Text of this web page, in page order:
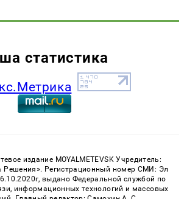
статистика
издание MOYALMETEVSK Учредитель:
Регистрационный номер СМИ: Эл
выдано Федеральной службой по
информационных технологий и массовых